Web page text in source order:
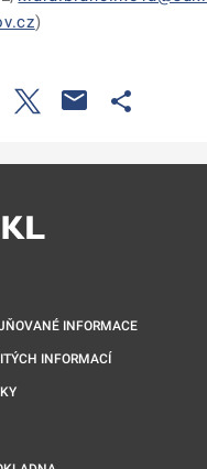
)
se otevře na nové kartě
Odkaz se otevře na nové
Odkaz se otevře na
INFORMACE
INFORMACÍ